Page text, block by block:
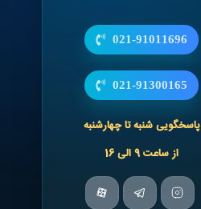
021-91011696
021-91300165
پاسخگویی شنبه تا چهارشنبه
از ساعت 9 الی 16